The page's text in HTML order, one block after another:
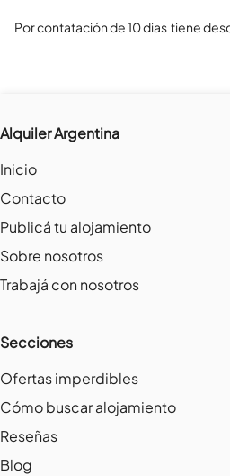
Por contatación de 10 dias  tiene
Alquiler Argentina
Inicio
Contacto
Publicá tu alojamiento
Sobre nosotros
Trabajá con nosotros
Secciones
Ofertas imperdibles
Cómo buscar alojamiento
Reseñas
Blog